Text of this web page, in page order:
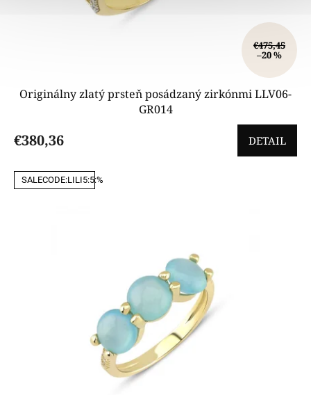
€475,45
–20 %
Originálny zlatý prsteň posádzaný zirkónmi LLV06-
GR014
€380,36 DETAIL
SALECODE:LILI5:5:%